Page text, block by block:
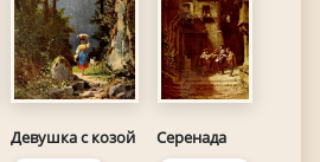
Девушка с козой Серенада